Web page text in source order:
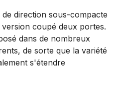
direction sous-compacte
coupé deux portes.
dans de nombreux
de sorte que la variété
s'étendre